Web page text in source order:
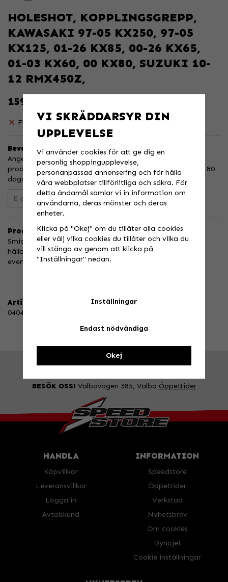
HOLESHOT, KOPPLINGSGREPP,
KAWASAKI 97-05 KX250, 97-05
KX125, 01-26 KX85, 00-26 KX65,
01-03 KX60, 00 KX80, SUZUKI 10-
12 RMX450Z,
159 KR
Finns ej i lagret
Bevaka produkt
Ange din e-postadress nedan så meddelar vi dig när
produkten finns i lager! Din e-postadress sparas i upp till 180
dagar.
Bevaka
Produktbeskrivning:
Smidda broms och kopplings handtagsarmar för bättre
hållbarhet och kvalite. Böjer sig hellre än går av vid en
eventuell krasch.
Artikelnummer:
040410
BESÖK OSS! Valbovägen 385, Valbo Öppettider
HANDLA
Köpvillkor
Leveransvillkor
Logga in
Avtalskund
INFORMATION
Speedstore
Öppettider
Verkstad
Nyhetsbrev
Om cookies
Dynojet
Cookie inställningar
VI SKRÄDDARSYR DIN
UPPLEVELSE
Vi använder cookies för att ge dig en
personlig shoppingupplevelse,
personanpassad annonsering och för hålla
våra webbplatser tillförlitliga och säkra. För
detta ändamål samlar vi in information om
användarna, deras mönster och deras
enheter.
Klicka på "Okej" om du tillåter alla cookies
eller välj vilka cookies du tillåter och vilka du
vill stänga av genom att klicka på
"Inställningar" nedan.
Inställningar
Endast nödvändiga
Okej